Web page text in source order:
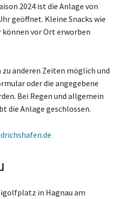
2024 ist die Anlage von
geöffnet. Kleine Snacks wie
können vor Ort erworben
anderen Zeiten möglich und
oder die angegebene
Bei Regen und allgemein
die Anlage geschlossen.
in Hagnau am